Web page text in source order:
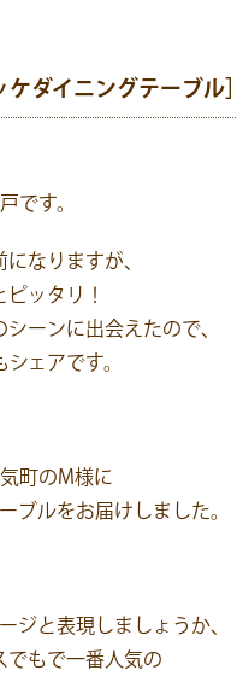
ダイニングテーブル］
です。
になりますが、
ピッタリ！
ーンに出会えたので、
シェアです。
町のM様に
ブルをお届けしました。
ジと表現しましょうか、
でもで一番人気の